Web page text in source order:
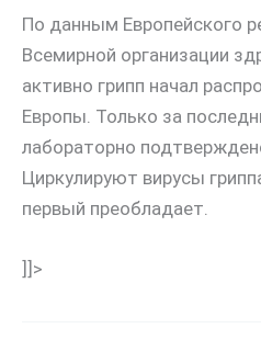
По данным Европейского
Всемирной организации
активно грипп начал
Европы. Только за
лабораторно
Циркулируют вирусы
первый преобладает.
]]>